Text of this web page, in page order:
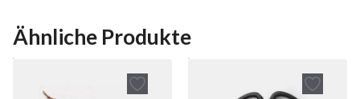
Ähnliche Produkte